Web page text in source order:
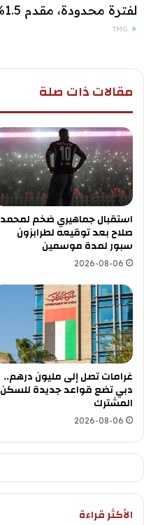
لفترة محدودة، مقدم 1.5% وتقسيط حتى 15 سنة
TMG
مقالات ذات صلة
استقبال جماهيري ضخم لمحمد
صلاح بعد توقيعه لطرابزون
سبور لمدة موسمين
2026-08-06
غرامات تصل إلى مليون درهم..
دبي تضع قواعد جديدة للسكن
المشترك
2026-08-06
الأكثر قراءة